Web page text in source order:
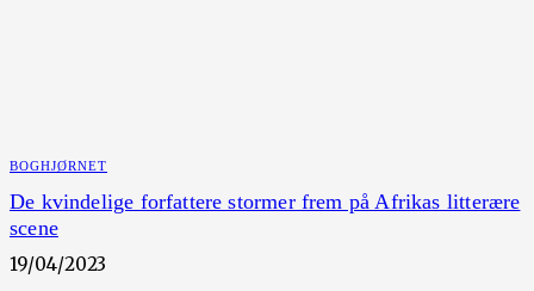
BOGHJØRNET
De kvindelige forfattere stormer frem på Afrikas litterære
scene
19/04/2023